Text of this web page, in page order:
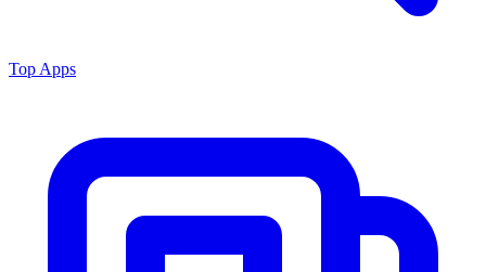
Top Apps